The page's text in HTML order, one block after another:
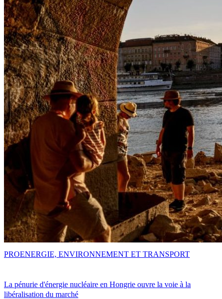
La pénurie d'énergie nucléaire en Hongrie ouvre la voie à la
libéralisation du marché
PROENERGIE, ENVIRONNEMENT ET TRANSPORT